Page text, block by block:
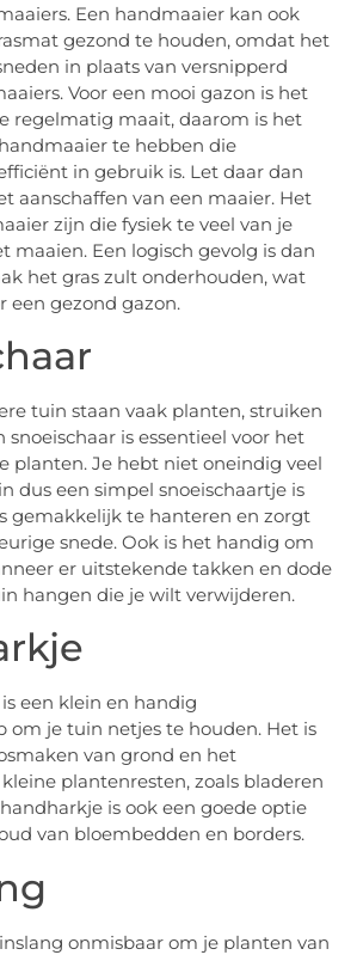
Een handmaaier kan ook
gezond te houden, omdat het
in plaats van versnipperd
Voor een mooi gazon is het
regelmatig maait, daarom is het
te hebben die
in gebruik is. Let daar dan
aanschaffen van een maaier. Het
zijn die fysiek te veel van je
maaien. Een logisch gevolg is dan
het gras zult onderhouden, wat
een gezond gazon.
tuin staan vaak planten, struiken
snoeischaar is essentieel voor het
planten. Je hebt niet oneindig veel
dus een simpel snoeischaartje is
gemakkelijk te hanteren en zorgt
snede. Ook is het handig om
er uitstekende takken en dode
hangen die je wilt verwijderen.
een klein en handig
om je tuin netjes te houden. Het is
van grond en het
plantenresten, zoals bladeren
is ook een goede optie
van bloembedden en borders.
onmisbaar om je planten van